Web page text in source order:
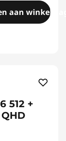
aan
512 +